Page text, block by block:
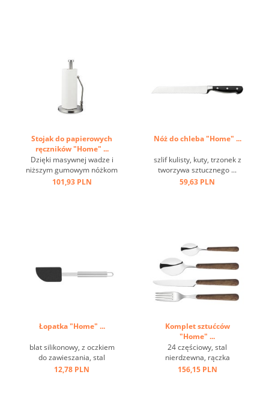
Stojak do papierowych
ręczników "Home" ...
Dzięki masywnej wadze i
niższym gumowym nóżkom
jest antypoślizgowy i
101,93 PLN
Nóż do chleba "Home" ...
szlif kulisty, kuty, trzonek z
tworzywa sztucznego ...
59,63 PLN
Łopatka "Home" ...
blat silikonowy, z oczkiem
do zawieszania, stal
nierdzewna ...
12,78 PLN
Komplet sztućców
"Home" ...
24 częściowy, stal
nierdzewna, rączka
brązowa, imitacja drewna,
156,15 PLN